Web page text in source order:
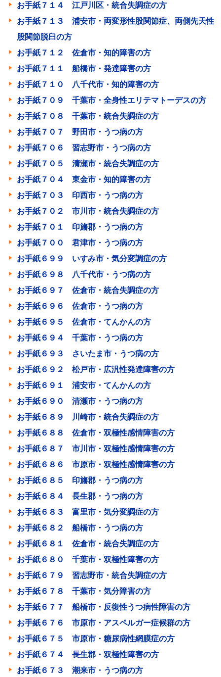
お手紙７１４ 江戸川区・統合失調症の方
お手紙７１３ 浦安市・両変形性股関節症、両側先天性
股関節脱臼の方
お手紙７１２ 佐倉市・知的障害の方
お手紙７１１ 船橋市・発達障害の方
お手紙７１０ 八千代市・知的障害の方
お手紙７０９ 千葉市・全身性エリテマトーデスの方
お手紙７０８ 千葉市・統合失調症の方
お手紙７０７ 野田市・うつ病の方
お手紙７０６ 習志野市・うつ病の方
お手紙７０５ 清瀬市・統合失調症の方
お手紙７０４ 東金市・知的障害の方
お手紙７０３ 印西市・うつ病の方
お手紙７０２ 市川市・統合失調症の方
お手紙７０１ 印旛郡・うつ病の方
お手紙７００ 君津市・うつ病の方
お手紙６９９ いすみ市・気分変調症の方
お手紙６９８ 八千代市・うつ病の方
お手紙６９７ 佐倉市・統合失調症の方
お手紙６９６ 佐倉市・うつ病の方
お手紙６９５ 佐倉市・てんかんの方
お手紙６９４ 千葉市・うつ病の方
お手紙６９３ さいたま市・うつ病の方
お手紙６９２ 松戸市・広汎性発達障害の方
お手紙６９１ 浦安市・てんかんの方
お手紙６９０ 清瀬市・うつ病の方
お手紙６８９ 川崎市・統合失調症の方
お手紙６８８ 佐倉市・双極性感情障害の方
お手紙６８７ 市川市・双極性感情障害の方
お手紙６８６ 市原市・双極性感情障害の方
お手紙６８５ 印旛郡・うつ病の方
お手紙６８４ 長生郡・うつ病の方
お手紙６８３ 富里市・気分変調症の方
お手紙６８２ 船橋市・うつ病の方
お手紙６８１ 佐倉市・統合失調症の方
お手紙６８０ 千葉市・双極性障害の方
お手紙６７９ 習志野市・統合失調症の方
お手紙６７８ 千葉市・気分障害の方
お手紙６７７ 船橋市・反復性うつ病性障害の方
お手紙６７６ 市原市・アスペルガー症候群の方
お手紙６７５ 市原市・糖尿病性網膜症の方
お手紙６７４ 長生郡・双極性障害の方
お手紙６７３ 潮来市・うつ病の方